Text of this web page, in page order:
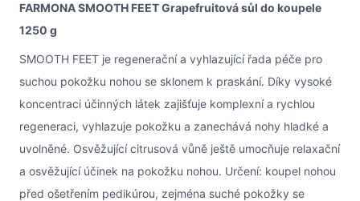
FARMONA SMOOTH FEET Grapefruitová sůl do koupele
1250 g
SMOOTH FEET je regenerační a vyhlazující řada péče pro
suchou pokožku nohou se sklonem k praskání. Díky vysoké
koncentraci účinných látek zajišťuje komplexní a rychlou
regeneraci, vyhlazuje pokožku a zanechává nohy hladké a
uvolněné. Osvěžující citrusová vůně ještě umocňuje relaxační
a osvěžující účinek na pokožku nohou. Určení: koupel nohou
před ošetřením pedikúrou, zejména suché pokožky se